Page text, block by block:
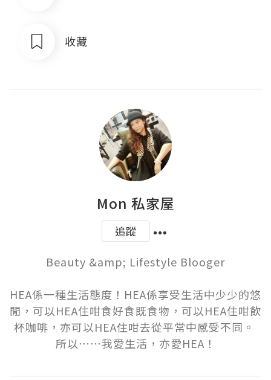
收藏
Mon 私家屋
追蹤
Beauty &amp; Lifestyle Blooger
HEA係一種生活態度！HEA係享受生活中少少的悠
閒，可以HEA住咁食好食既食物，可以HEA住咁飲
杯咖啡，亦可以HEA住咁去從平常中感受不同。
所以⋯⋯我愛生活，亦愛HEA！